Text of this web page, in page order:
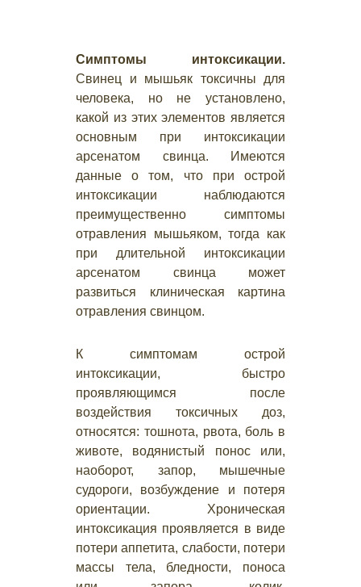
Симптомы интоксикации.
Свинец и мышьяк токсичны для
человека, но не установлено,
какой из этих элементов является
основным при интоксикации
арсенатом свинца. Имеются
данные о том, что при острой
интоксикации наблюдаются
преимущественно симптомы
отравления мышьяком, тогда как
при длительной интоксикации
арсенатом свинца может
развиться клиническая картина
отравления свинцом.
К симптомам острой
интоксикации, быстро
проявляющимся после
воздействия токсичных доз,
относятся: тошнота, рвота, боль в
животе, водянистый понос или,
наоборот, запор, мышечные
судороги, возбуждение и потеря
ориентации. Хроническая
интоксикация проявляется в виде
потери аппетита, слабости, потери
массы тела, бледности, поноса